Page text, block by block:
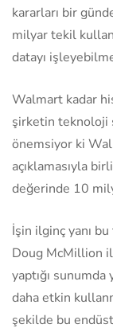
kararları bir
milyar tekil
datayı
Walmart kadar
şirketin teknoloji
önemsiyor ki
açıklamasıyla
değerinde 10
İşin ilginç yanı
Doug McMillion
yaptığı
daha etkin
şekilde bu